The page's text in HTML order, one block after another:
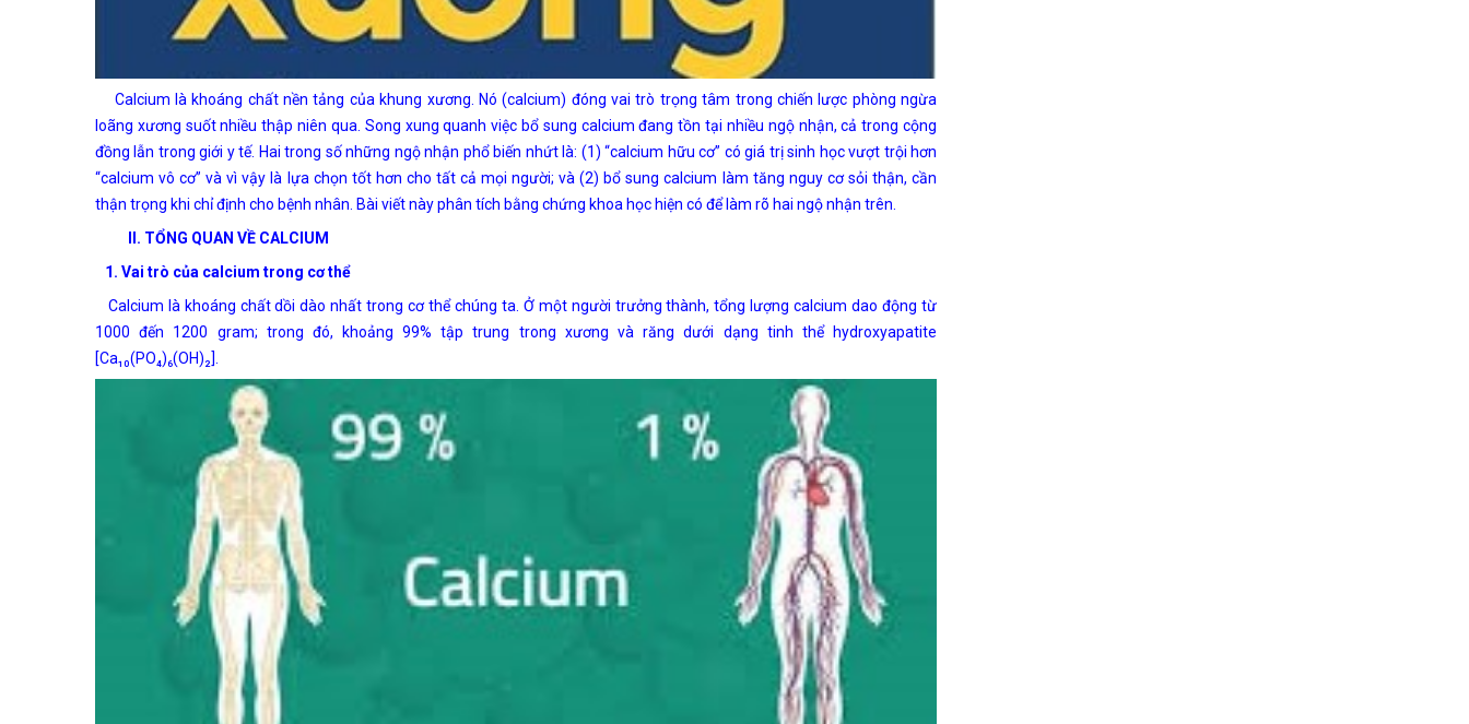
Calcium là khoáng chất nền tảng của khung xương. Nó (calcium) đóng vai trò trọng tâm trong chiến lược phòng ngừa
loãng xương suốt nhiều thập niên qua. Song xung quanh việc bổ sung calcium đang tồn tại nhiều ngộ nhận, cả trong cộng
đồng lẫn trong giới y tế. Hai trong số những ngộ nhận phổ biến nhứt là: (1) “calcium hữu cơ” có giá trị sinh học vượt trội hơn
“calcium vô cơ” và vì vậy là lựa chọn tốt hơn cho tất cả mọi người; và (2) bổ sung calcium làm tăng nguy cơ sỏi thận, cần
thận trọng khi chỉ định cho bệnh nhân. Bài viết này phân tích bằng chứng khoa học hiện có để làm rõ hai ngộ nhận trên.
II. TỔNG QUAN VỀ CALCIUM
1. Vai trò của calcium trong cơ thể
Calcium là khoáng chất dồi dào nhất trong cơ thể chúng ta. Ở một người trưởng thành, tổng lượng calcium dao động từ
1000 đến 1200 gram; trong đó, khoảng 99% tập trung trong xương và răng dưới dạng tinh thể hydroxyapatite
[Ca₁₀(PO₄)₆(OH)₂].